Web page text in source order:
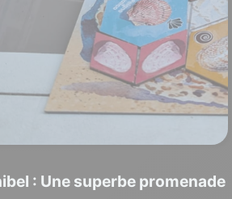
: Une superbe promenade